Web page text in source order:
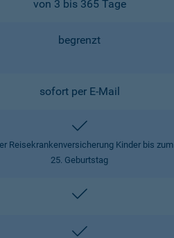
von 3 bis 365 Tage
begrenzt
sofort per E-Mail
enthalten
Reisekrankenversicherung Kinder bis zum
25. Geburtstag
enthalten
enthalten